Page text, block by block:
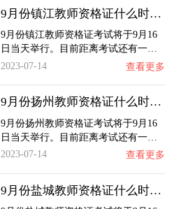
9月份镇江教师资格证什么时候考？
9月份镇江教师资格证考试将于9月16
日当天举行。目前距离考试还有一…
2023-07-14
查看更多
9月份扬州教师资格证什么时候考？
9月份扬州教师资格证考试将于9月16
日当天举行。目前距离考试还有一…
2023-07-14
查看更多
9月份盐城教师资格证什么时候考？